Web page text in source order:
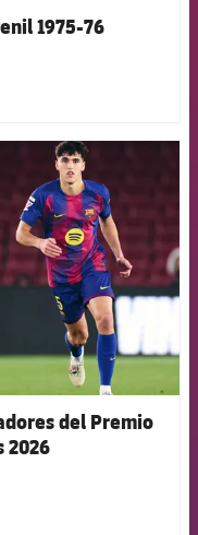
1975-76
badge
del Premio
2026